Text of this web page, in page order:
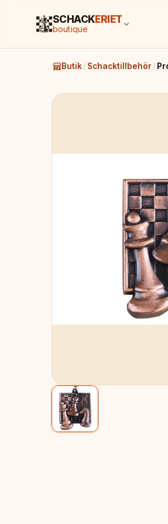
SCHACK ERIET
boutique
Butik/ Schacktillbehör /